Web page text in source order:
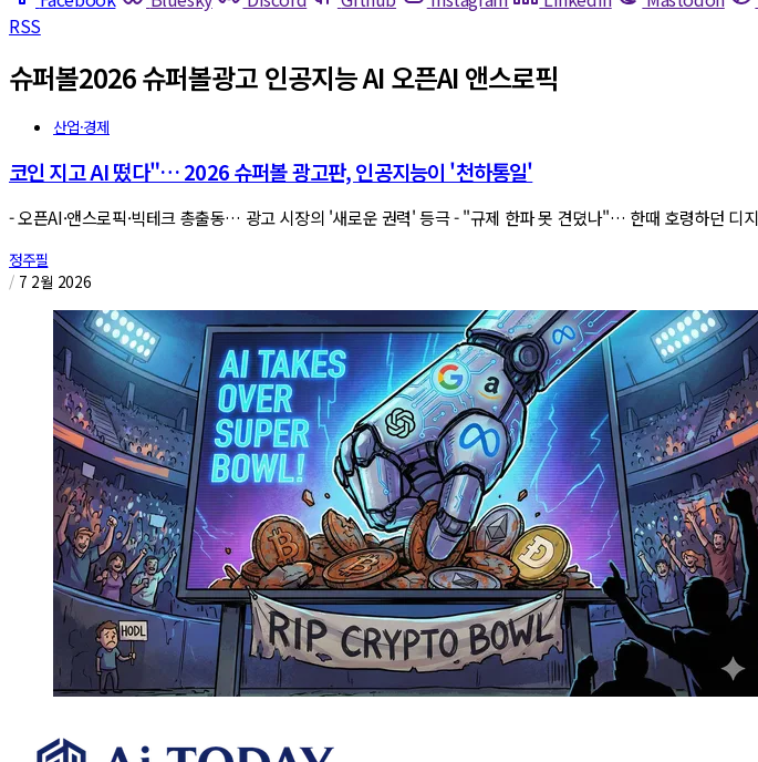
RSS
슈퍼볼2026 슈퍼볼광고 인공지능 AI 오픈AI 앤스로픽
산업·경제
코인 지고 AI 떴다"… 2026 슈퍼볼 광고판, 인공지능이 '천하통일'
- 오픈AI·앤스로픽·빅테크 총출동… 광고 시장의 '새로운 권력' 등극 - "규제 한파 못 견뎠나"… 한때 호령하던
정주필
/ 7 2월 2026